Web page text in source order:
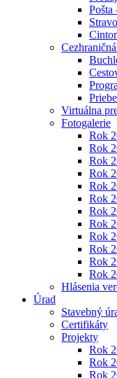
Pošta
Virtuálna
Fotogalerie
Rok
Rok
Rok
Rok
Rok
Rok
Rok
Rok
Rok
Rok
Rok
Rok
Hlásenia
Úrad
Stavebný
Certifikáty
Projekty
Rok
Rok
Rok